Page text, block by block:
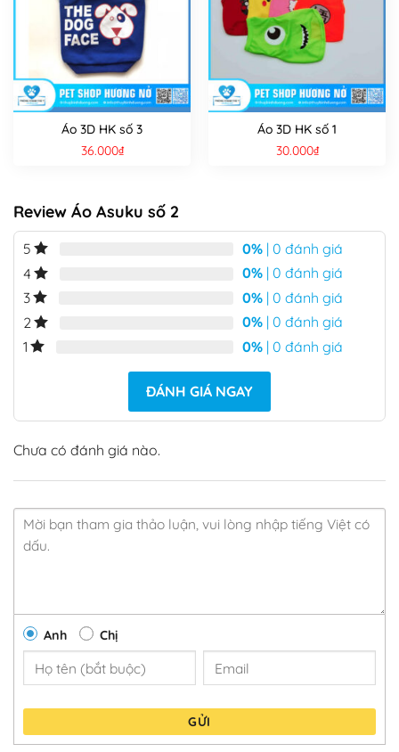
Áo 3D HK số 3
36.000₫
Áo 3D HK số 1
30.000₫
Review Áo Asuku số 2
5 0% | 0 đánh giá
4
0% | 0 đánh giá
3
0% | 0 đánh giá
2
0% | 0 đánh giá
1
0% | 0 đánh giá
ĐÁNH GIÁ NGAY
Chưa có đánh giá nào.
Anh Chị
GỬI